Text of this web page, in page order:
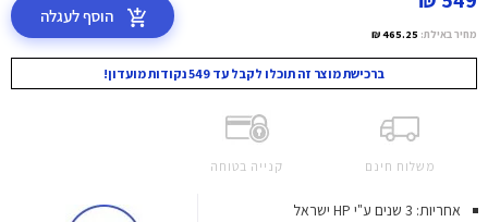
מחיר באילת: 465.25 ₪
הוסף לעגלה
ברכישת מוצר זה תוכלו לקבל עד 549 נקודות מועדון!
משלוח חינם קנייה בטוחה
אחריות: 3 שנים ע"י HP ישראל